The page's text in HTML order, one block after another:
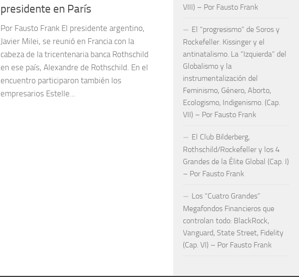
presidente en París
Por Fausto Frank El presidente argentino,
Javier Milei, se reunió en Francia con la
cabeza de la tricentenaria banca Rothschild
en ese país, Alexandre de Rothschild. En el
encuentro participaron también los
empresarios Estelle...
VIII) – Por Fausto Frank
El “progresismo” de Soros y
Rockefeller. Kissinger y el
antinatalismo. La “Izquierda” del
Globalismo y la
instrumentalización del
Feminismo, Género, Aborto,
Ecologismo, Indigenismo. (Cap.
VII) – Por Fausto Frank
El Club Bilderberg,
Rothschild/Rockefeller y los 4
Grandes de la Élite Global (Cap. I)
– Por Fausto Frank
Los “Cuatro Grandes”
Megafondos Financieros que
controlan todo: BlackRock,
Vanguard, State Street, Fidelity
(Cap. VI) – Por Fausto Frank